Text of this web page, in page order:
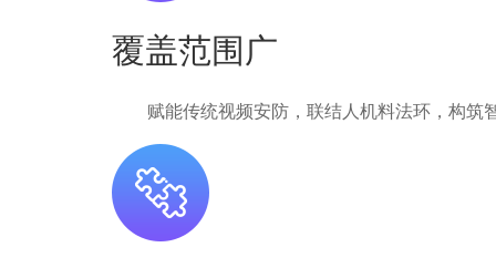
覆盖范围广
赋能传统视频安防，联结人机料法环，构筑